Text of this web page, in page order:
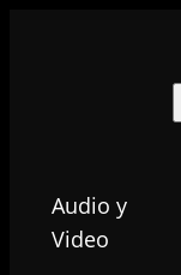
Audio y
Video